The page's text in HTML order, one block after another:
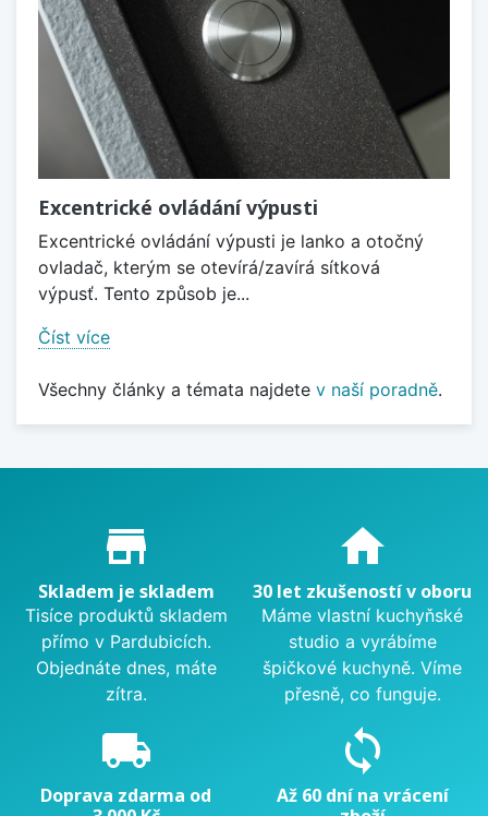
Excentrické ovládání výpusti
Excentrické ovládání výpusti je lanko a otočný
ovladač, kterým se otevírá/zavírá sítková
výpusť. Tento způsob je...
Číst více
Všechny články a témata najdete v naší poradně.
Proč nakupovat u nás?
store_mall_directory
Skladem je skladem
Tisíce produktů skladem
přímo v Pardubicích.
Objednáte dnes, máte
zítra.
home
30 let zkušeností v oboru
Máme vlastní kuchyňské
studio a vyrábíme
špičkové kuchyně. Víme
přesně, co funguje.
local_shipping
Doprava zdarma od
sync
Až 60 dní na vrácení